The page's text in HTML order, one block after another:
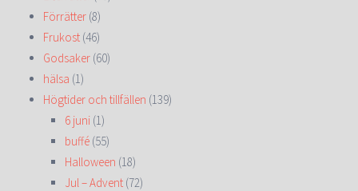
Förrätter (8)
Frukost (46)
Godsaker (60)
hälsa (1)
Högtider och tillfällen (139)
6 juni (1)
buffé (55)
Halloween (18)
Jul – Advent (72)